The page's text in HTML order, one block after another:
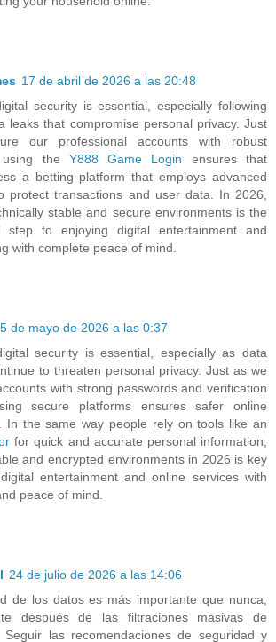
17 de abril de 2026 a las 20:48
security is essential, especially following
leaks that compromise personal privacy. Just
our professional accounts with robust
using the Y888 Game Login ensures that
a betting platform that employs advanced
protect transactions and user data. In 2026,
stable and secure environments is the
step to enjoying digital entertainment and
with complete peace of mind.
5 de mayo de 2026 a las 0:37
security is essential, especially as data
to threaten personal privacy. Just as we
with strong passwords and verification
secure platforms ensures safer online
In the same way people rely on tools like an
for quick and accurate personal information,
and encrypted environments in 2026 is key
entertainment and online services with
peace of mind.
24 de julio de 2026 a las 14:06
de los datos es más importante que nunca,
después de las filtraciones masivas de
Seguir las recomendaciones de seguridad y